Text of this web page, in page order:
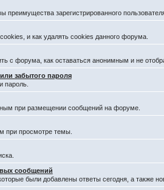
преимущества зарегистрированного
и как удалять cookies данного форума.
с форума, как оставаться анонимным и не
забытого пароля
пароль.
при размещении сообщений на форуме.
при просмотре темы.
сообщений
были добавлены ответы сегодня, а также